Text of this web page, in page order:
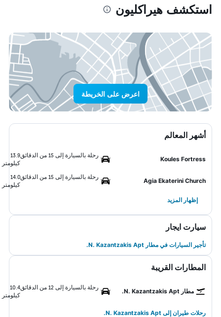
استكشف هيراكليون
اعرض على الخريطة
أشهر المعالم
Koules Fortress
رحلة بالسيارة إلى 15 من الدقائق
13.9
كيلومتر
Agia Ekaterini Church
رحلة بالسيارة إلى 15 من الدقائق
14.0
كيلومتر
إظهار المزيد
سيارت ايجار
تأجير السيارات في مطار N. Kazantzakis Apt.
المطارات القريبة
مطار N. Kazantzakis Apt.
رحلة بالسيارة إلى 12 من الدقائق
10.4
كيلومتر
رحلات طيران إلى N. Kazantzakis Apt.